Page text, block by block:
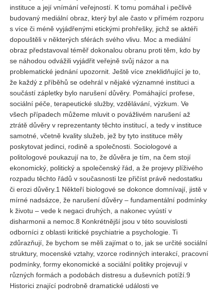
instituce a její vnímání veřejností. K tomu pomáhal i pečlivě
budovaný mediální obraz, který byl ale často v přímém rozporu
s více či méně vyjádřenými etickými prohřešky, jichž se aktéři
dopouštěli v některých sférách svého vlivu. Moc a mediální
obraz představoval téměř dokonalou obranu proti těm, kdo by
se náhodou odvážili vyjádřit veřejně svůj názor a na
problematické jednání upozornit. Ještě více zneklidňující je to,
že každý z příběhů se odehrál v nějaké významné instituci a
součástí zápletky bylo narušení důvěry. Pomáhající profese,
sociální péče, terapeutické služby, vzdělávání, výzkum. Ve
všech případech můžeme mluvit o povážlivém narušení až
ztrátě důvěry v reprezentanty těchto institucí, a tedy v instituce
samotné, včetně kvality služeb, jež by tyto instituce měly
poskytovat jedinci, rodině a společnosti. Sociologové a
politologové poukazují na to, že důvěra je tím, na čem stojí
ekonomický, politický a společenský řád, a že projevy plíživého
rozpadu těchto řádů v současnosti lze přičíst právě nedostatku
či erozi důvěry.1 Někteří biologové se dokonce domnívají, jistě v
mírné nadsázce, že narušení důvěry – fundamentální podmínky
k životu – vede k negaci druhých, a nakonec vyústí v
disharmonii a nemoc.8 Konkrétnější jsou v této souvislosti
odborníci z oblasti kritické psychiatrie a psychologie. Ti
zdůrazňují, že bychom se měli zajímat o to, jak se určité sociální
struktury, mocenské vztahy, vzorce rodinných interakcí, pracovní
podmínky, formy ekonomické a sociální politiky projevují v
různých formách a podobách distresu a duševních potíží.9
Historici znající podrobně dramatické události ve